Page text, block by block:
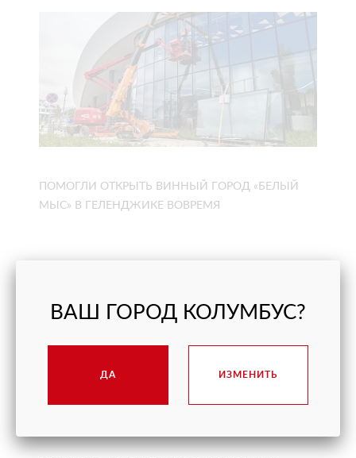
ПОМОГЛИ ОТКРЫТЬ ВИННЫЙ ГОРОД «БЕЛЫЙ
МЫС» В ГЕЛЕНДЖИКЕ ВОВРЕМЯ
ВАШ ГОРОД КОЛУМБУС?
ДА ИЗМЕНИТЬ